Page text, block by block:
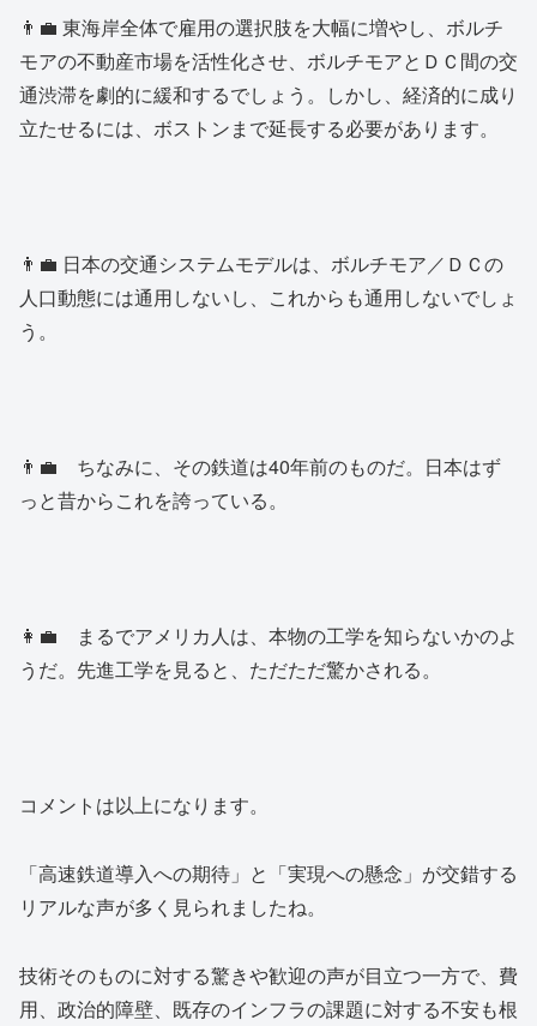
👨‍💼 東海岸全体で雇用の選択肢を大幅に増やし、ボルチ
モアの不動産市場を活性化させ、ボルチモアとＤＣ間の交
通渋滞を劇的に緩和するでしょう。しかし、経済的に成り
立たせるには、ボストンまで延長する必要があります。
👨‍💼 日本の交通システムモデルは、ボルチモア／ＤＣの
人口動態には通用しないし、これからも通用しないでしょ
う。
👨‍💼 ちなみに、その鉄道は40年前のものだ。日本はず
っと昔からこれを誇っている。
👩‍💼 まるでアメリカ人は、本物の工学を知らないかのよ
うだ。先進工学を見ると、ただただ驚かされる。
コメントは以上になります。
「高速鉄道導入への期待」と「実現への懸念」が交錯する
リアルな声が多く見られましたね。
技術そのものに対する驚きや歓迎の声が目立つ一方で、費
用、政治的障壁、既存のインフラの課題に対する不安も根